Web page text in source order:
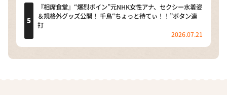
『相席食堂』“爆烈ボイン”元NHK女性アナ、セクシー水着姿
＆規格外グッズ公開！ 千鳥“ちょっと待てぃ！！”ボタン連
打
2026.07.21